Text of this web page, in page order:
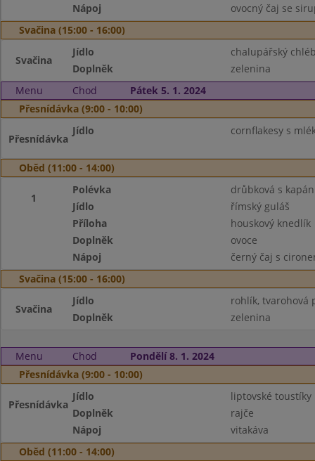
Nápoj
ovocný čaj se
Svačina (15:00 - 16:00)
Svačina
Jídlo
chalupářský
Doplněk
zelenina
Menu
Chod
Pátek 5. 1. 2024
Přesnídávka (9:00 - 10:00)
Přesnídávka
Jídlo cornflakesy s
Oběd (11:00 - 14:00)
1
Polévka
drůbková s
Jídlo
římský guláš
Příloha
houskový knedlík
Doplněk
ovoce
Nápoj
černý čaj s
Svačina (15:00 - 16:00)
Svačina
Jídlo
rohlík, tvarohová
Doplněk
zelenina
Menu Chod
Pondělí 8. 1. 2024
Přesnídávka (9:00 - 10:00)
Přesnídávka
Jídlo
liptovské toustíky
Doplněk
rajče
Nápoj
vitakáva
Oběd (11:00 - 14:00)